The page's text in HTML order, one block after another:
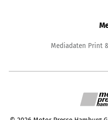
Mediadaten Print